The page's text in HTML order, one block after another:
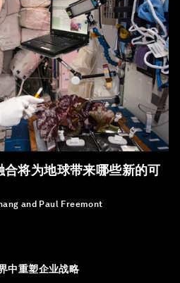
将为地球带来哪些新的可
and Paul Freemont
中重塑企业战略